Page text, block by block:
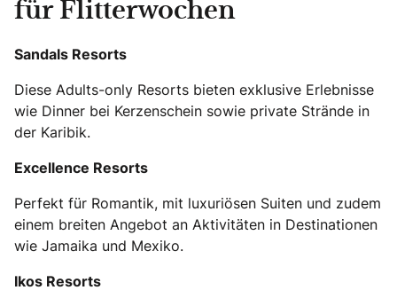
für Flitterwochen
Sandals Resorts
Diese Adults-only Resorts bieten exklusive Erlebnisse
wie Dinner bei Kerzenschein sowie private Strände in
der Karibik.
Excellence Resorts
Perfekt für Romantik, mit luxuriösen Suiten und zudem
einem breiten Angebot an Aktivitäten in Destinationen
wie Jamaika und Mexiko.
Ikos Resorts